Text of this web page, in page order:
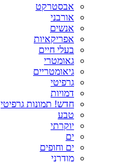
אבסטרקט
אורבני
אנשים
אפריקאיות
בעלי חיים
גאומטרי
גיאומטריים
גרפיטי
דמויות
חדש! תמונות גרפיטי
טבע
יוקרתי
ים
ים וחופים
מודרני